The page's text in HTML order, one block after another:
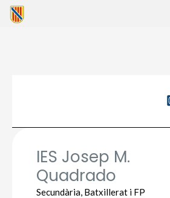
Vés
IES Josep M.
Quadrado
Secundària, Batxillerat i FP